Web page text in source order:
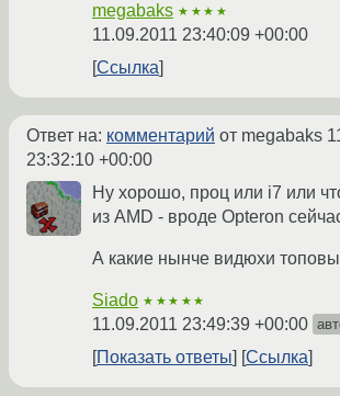
megabaks ★★★★
11.09.2011 23:40:09 +00:00
Ссылка
Ответ на: комментарий от megabaks
23:32:10 +00:00
Ну хорошо, проц или i7 или
из AMD - вроде Opteron
А какие нынче видюхи
Siado ★★★★★
11.09.2011 23:49:39 +00:00
Показать ответы Ссылка